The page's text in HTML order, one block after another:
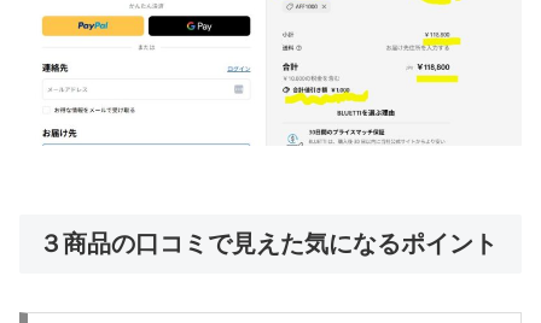
３商品の口コミで見えた気になるポイント